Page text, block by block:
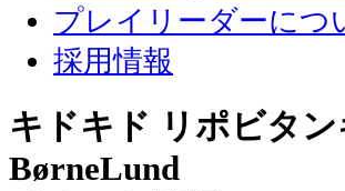
プレイリーダーにつ
採用情報
キドキド リポビタ
BørneLund